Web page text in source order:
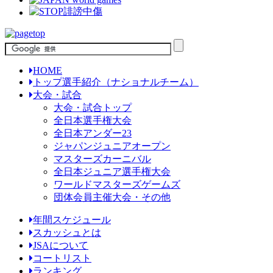
HOME
トップ選手紹介（ナショナルチーム）
大会・試合
大会・試合トップ
全日本選手権大会
全日本アンダー23
ジャパンジュニアオープン
マスターズカーニバル
全日本ジュニア選手権大会
ワールドマスターズゲームズ
団体会員主催大会・その他
年間スケジュール
スカッシュとは
JSAについて
コートリスト
ランキング